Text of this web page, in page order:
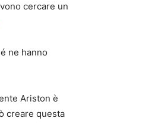
cercare un
ne hanno
Ariston è
creare questa